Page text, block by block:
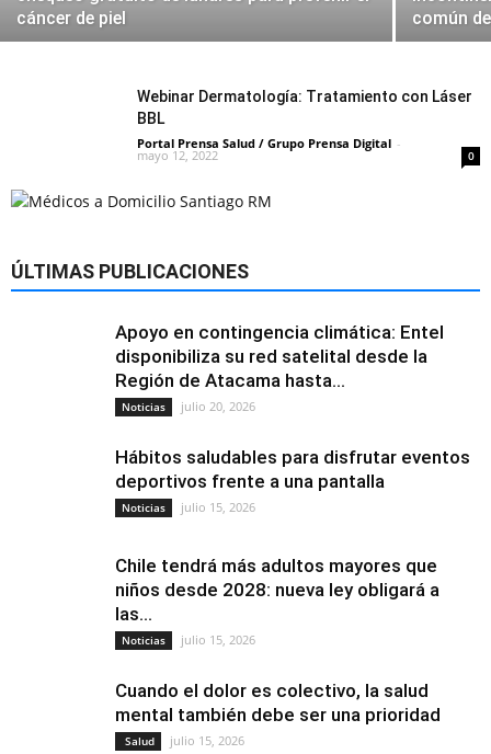
cáncer de piel
común
Webinar Dermatología: Tratamiento con Láser
BBL
Portal Prensa Salud / Grupo Prensa Digital -
mayo 12, 2022 0
ÚLTIMAS PUBLICACIONES
Apoyo en contingencia climática: Entel
disponibiliza su red satelital desde la
Región de Atacama hasta...
Noticias julio 20, 2026
Hábitos saludables para disfrutar eventos
deportivos frente a una pantalla
Noticias julio 15, 2026
Chile tendrá más adultos mayores que
niños desde 2028: nueva ley obligará a
las...
Noticias julio 15, 2026
Cuando el dolor es colectivo, la salud
mental también debe ser una prioridad
Salud julio 15, 2026